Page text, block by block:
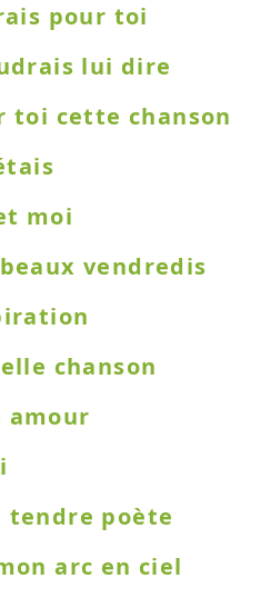
pour toi
lui dire
toi cette chanson
moi
vendredis
chanson
amour
tendre poète
arc en ciel